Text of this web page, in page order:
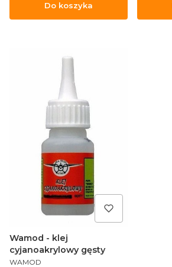
Do koszyka
Wamod - klej
cyjanoakrylowy gęsty
PRODUCENT
WAMOD